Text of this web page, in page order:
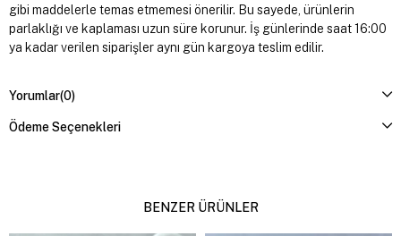
gibi maddelerle temas etmemesi önerilir. Bu sayede, ürünlerin
parlaklığı ve kaplaması uzun süre korunur. İş günlerinde saat 16:00
ya kadar verilen siparişler aynı gün kargoya teslim edilir.
Yorumlar(0)
Ödeme Seçenekleri
BENZER ÜRÜNLER